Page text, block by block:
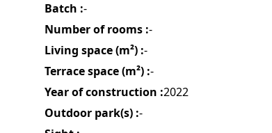
Batch :-
Number of rooms :-
Living space (m²) :-
Terrace space (m²) :-
Year of construction :2022
Outdoor park(s) :-